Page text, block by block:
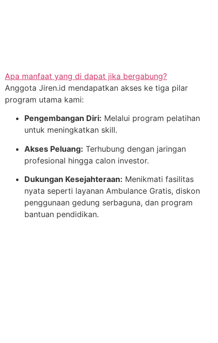
Apa manfaat yang di dapat jika bergabung?
Anggota Jiren.id mendapatkan akses ke tiga pilar
program utama kami:
Pengembangan Diri: Melalui program pelatihan
untuk meningkatkan skill.
Akses Peluang: Terhubung dengan jaringan
profesional hingga calon investor.
Dukungan Kesejahteraan: Menikmati fasilitas
nyata seperti layanan Ambulance Gratis, diskon
penggunaan gedung serbaguna, dan program
bantuan pendidikan.